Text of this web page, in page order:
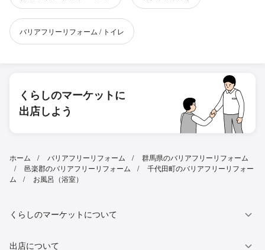
バリアフリーリフォーム / トイレ
くらしのマーケットに
出店しよう
ホーム バリアフリーリフォーム
群馬県のバリアフリーリフォーム
邑楽郡のバリアフリーリフォーム
千代田町のバリアフリーリフォー
ム
お風呂（浴室）
くらしのマーケットについて
出店について